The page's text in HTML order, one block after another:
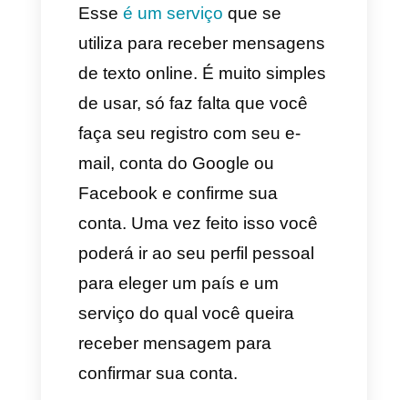
para obter seu número são
iguais aos do Texnow, mas se
você quer contratar o serviço
você vai ter que falar com o
time de atendimento ao cliente.
Finalmente, em relação com o
preço, você vai precisar avaliar
se é rentável para a sua
empresa, já que por cada
agente você paga 30$, o que